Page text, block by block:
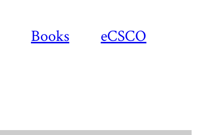
Books eCSCO